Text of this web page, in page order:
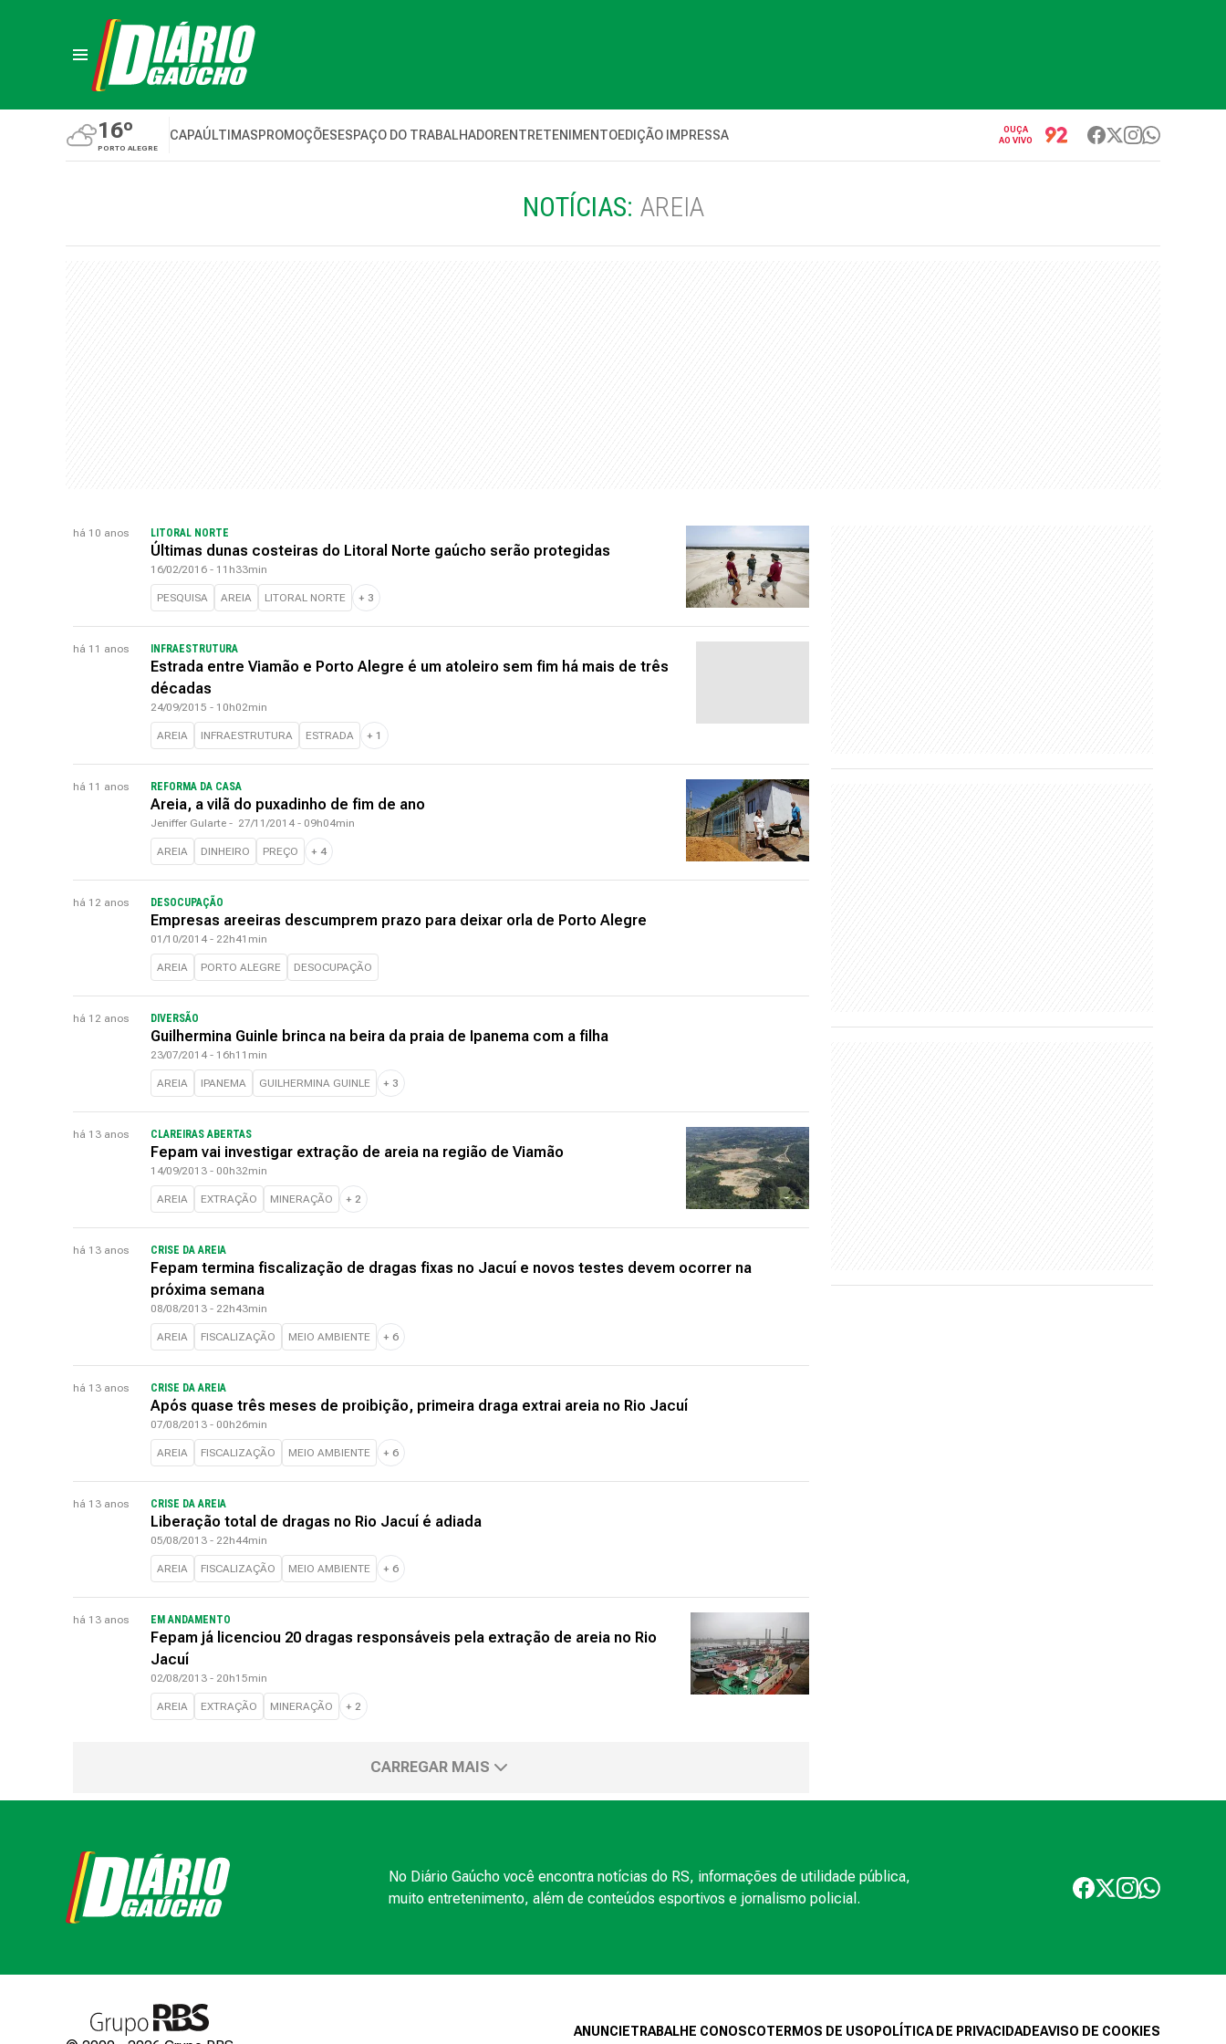
16º
PORTO ALEGRE
CAPAÚLTIMASPROMOÇÕESESPAÇO DO TRABALHADORENTRETENIMENTOEDIÇÃO IMPRESSA
OUÇA
AO VIVO
NOTÍCIAS: AREIA
há 10 anos LITORAL NORTE
Últimas dunas costeiras do Litoral Norte gaúcho serão protegidas
16/02/2016 - 11h33min
PESQUISA AREIA LITORAL NORTE + 3
há 11 anos INFRAESTRUTURA
Estrada entre Viamão e Porto Alegre é um atoleiro sem fim há mais de três
décadas
24/09/2015 - 10h02min
AREIA INFRAESTRUTURA ESTRADA + 1
há 11 anos REFORMA DA CASA
Areia, a vilã do puxadinho de fim de ano
Jeniffer Gularte - 27/11/2014 - 09h04min
AREIA DINHEIRO PREÇO + 4
há 12 anos DESOCUPAÇÃO
Empresas areeiras descumprem prazo para deixar orla de Porto Alegre
01/10/2014 - 22h41min
AREIA PORTO ALEGRE DESOCUPAÇÃO
há 12 anos DIVERSÃO
Guilhermina Guinle brinca na beira da praia de Ipanema com a filha
23/07/2014 - 16h11min
AREIA IPANEMA GUILHERMINA GUINLE + 3
há 13 anos CLAREIRAS ABERTAS
Fepam vai investigar extração de areia na região de Viamão
14/09/2013 - 00h32min
AREIA EXTRAÇÃO MINERAÇÃO + 2
há 13 anos CRISE DA AREIA
Fepam termina fiscalização de dragas fixas no Jacuí e novos testes devem ocorrer na
próxima semana
08/08/2013 - 22h43min
AREIA FISCALIZAÇÃO MEIO AMBIENTE + 6
há 13 anos CRISE DA AREIA
Após quase três meses de proibição, primeira draga extrai areia no Rio Jacuí
07/08/2013 - 00h26min
AREIA FISCALIZAÇÃO MEIO AMBIENTE + 6
há 13 anos CRISE DA AREIA
Liberação total de dragas no Rio Jacuí é adiada
05/08/2013 - 22h44min
AREIA FISCALIZAÇÃO MEIO AMBIENTE + 6
há 13 anos EM ANDAMENTO
Fepam já licenciou 20 dragas responsáveis pela extração de areia no Rio
Jacuí
02/08/2013 - 20h15min
AREIA EXTRAÇÃO MINERAÇÃO + 2
CARREGAR MAIS
No Diário Gaúcho você encontra notícias do RS, informações de utilidade pública,
muito entretenimento, além de conteúdos esportivos e jornalismo policial.
ANUNCIETRABALHE CONOSCOTERMOS DE USO POLÍTICA DE PRIVACIDADEAVISO DE COOKIES